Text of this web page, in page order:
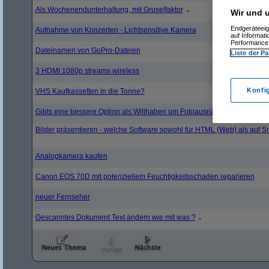
Als Wochenendunterhaltung, mit Gruselfaktor
Aufnahme von Konzerten - Lichtsensitive Kamera
Dateinamen von GoPro-Dateien
3 HDMI 1080p streams wireless
VHS Kaufkassetten in die Tonne?
Gibts eine bessere Option als Willhaben um Fotoausrüstung zu
Bilder präsentieren - welche Software sowohl für HTML (Web) als auf
Analogkamera kaufen
Canon EOS 70D mit potenziellem Feuchtigkeitsschaden reparieren
neuer Fernseher
Gescanntes Dokument Text ändern wie mit was ?
Wir und
auf
Liste der